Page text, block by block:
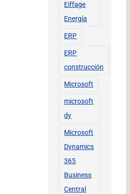
Eiffage
Energía
ERP
ERP
construcción
Microsoft
microsoft
dy
Microsoft
Dynamics
365
Business
Central